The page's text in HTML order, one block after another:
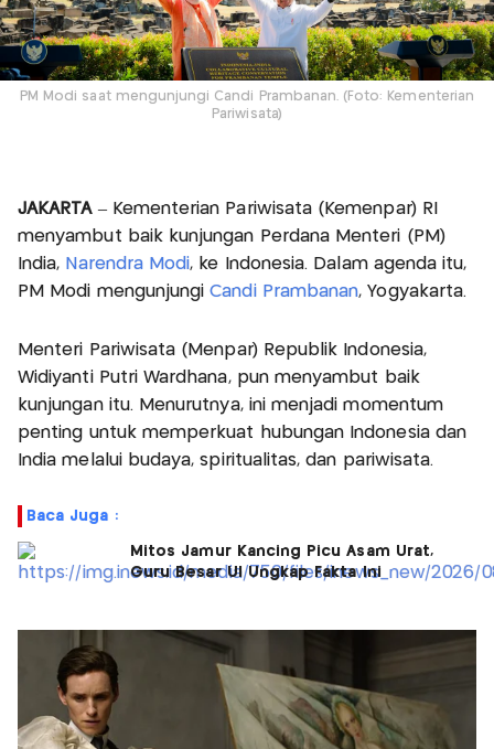
PM Modi saat mengunjungi Candi Prambanan. (Foto: Kementerian
Pariwisata)
JAKARTA– Kementerian Pariwisata (Kemenpar) RI
menyambut baik kunjungan Perdana Menteri (PM)
India, Narendra Modi, ke Indonesia. Dalam agenda itu,
PM Modi mengunjungiCandi Prambanan, Yogyakarta.
Menteri Pariwisata (Menpar) Republik Indonesia,
Widiyanti Putri Wardhana, pun menyambut baik
kunjungan itu. Menurutnya, ini menjadi momentum
penting untuk memperkuat hubungan Indonesia dan
India melalui budaya, spiritualitas, dan pariwisata.
Baca Juga :
Mitos Jamur Kancing Picu Asam Urat,
Guru Besar UI Ungkap Fakta Ini